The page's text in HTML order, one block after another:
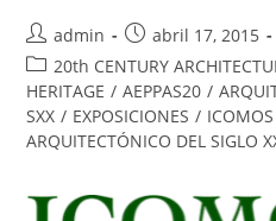
admin
abril 17, 2015
20th CENTURY
HERITAGE / AEPPAS20 /
SXX / EXPOSICIONES / ICOMOS
ARQUITECTÓNICO DEL SIGLO